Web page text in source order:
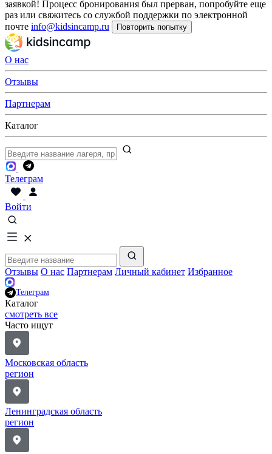
заявкой! Процесс бронирования был прерван, попробуйте еще
раз или свяжитесь со службой поддержки по электронной
почте info@kidsincamp.ru Повторить попытку
О нас
Отзывы
Партнерам
Каталог
Телеграм
Войти
Отзывы О нас Партнерам Личный кабинет Избранное
Телеграм
Каталог
смотреть все
Часто ищут
Московская область
регион
Ленинградская область
регион